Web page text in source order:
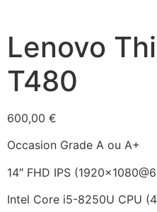
Lenovo
T480
600,00 €
Occasion Grade A ou A+
14″ FHD IPS
Intel Core i5-8250U CPU